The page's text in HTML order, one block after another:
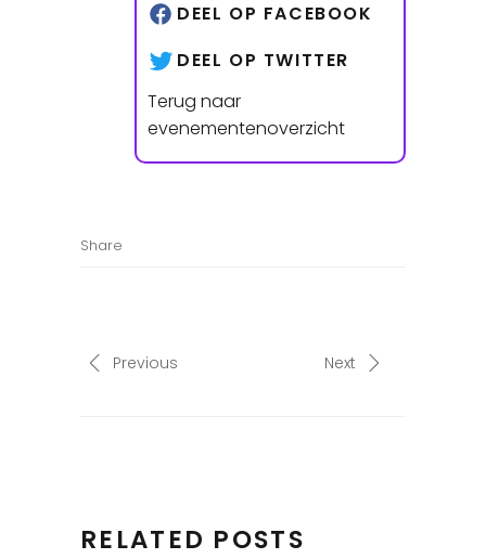
DEEL OP FACEBOOK
DEEL OP TWITTER
Terug naar
evenementenoverzicht
Share
Previous Next
RELATED POSTS